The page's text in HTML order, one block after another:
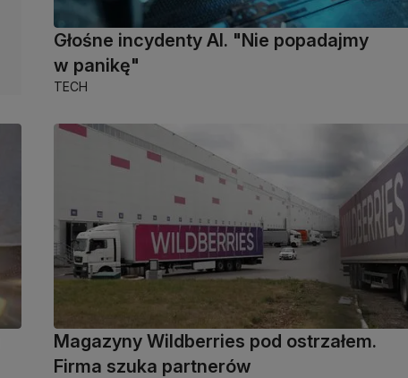
Głośne incydenty AI. "Nie popadajmy
w panikę"
TECH
Magazyny Wildberries pod ostrzałem.
Firma szuka partnerów